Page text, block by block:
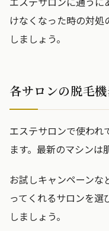
けなくなった時の対
しましょう。
各サロンの脱毛
エステサロンで使われ
ます。最新のマシンは
お試しキャンペーンな
ってくれるサロンを
しましょう。